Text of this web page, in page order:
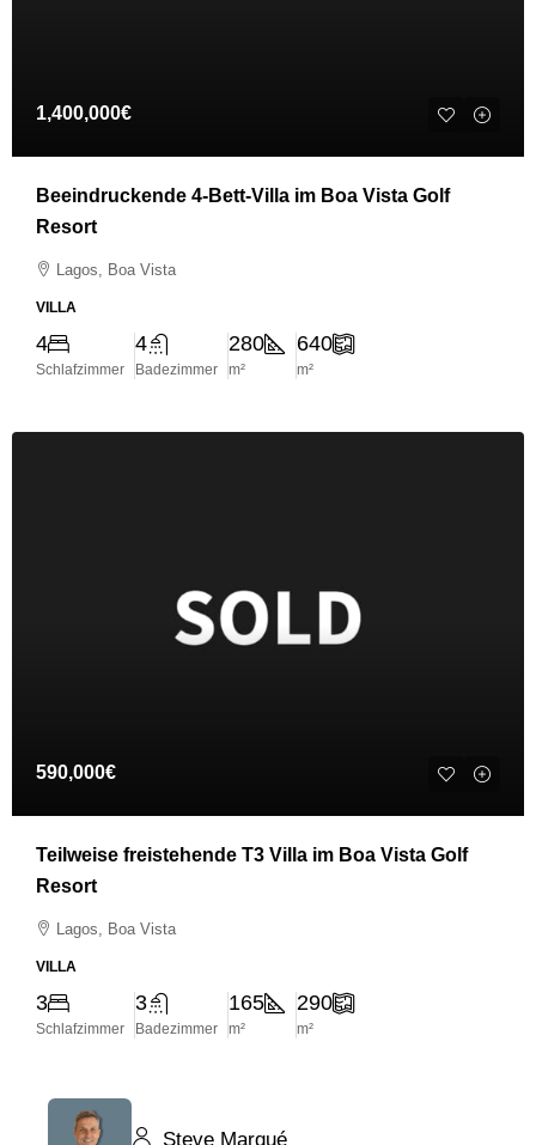
1,400,000€
Beeindruckende 4-Bett-Villa im Boa Vista Golf
Resort
Lagos, Boa Vista
VILLA
4
Schlafzimmer
4
Badezimmer
280
m²
640
m²
590,000€
Teilweise freistehende T3 Villa im Boa Vista Golf
Resort
Lagos, Boa Vista
VILLA
3
Schlafzimmer
3
Badezimmer
165
m²
290
m²
Steve Marqué